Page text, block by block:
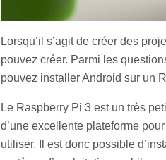
Lorsqu’il s’agit de créer des
pouvez créer. Parmi les
pouvez installer Android sur un
Le Raspberry Pi 3 est un très
d’une excellente plateforme
utiliser. Il est donc possible